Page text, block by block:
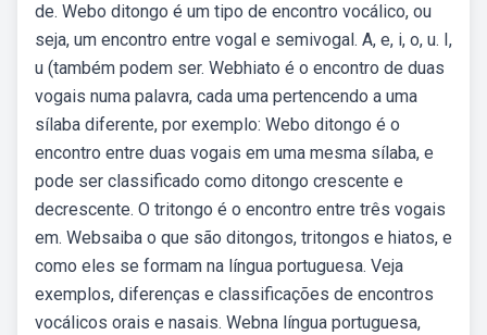
de. Webo ditongo é um tipo de encontro vocálico, ou
seja, um encontro entre vogal e semivogal. A, e, i, o, u. I,
u (também podem ser. Webhiato é o encontro de duas
vogais numa palavra, cada uma pertencendo a uma
sílaba diferente, por exemplo: Webo ditongo é o
encontro entre duas vogais em uma mesma sílaba, e
pode ser classificado como ditongo crescente e
decrescente. O tritongo é o encontro entre três vogais
em. Websaiba o que são ditongos, tritongos e hiatos, e
como eles se formam na língua portuguesa. Veja
exemplos, diferenças e classificações de encontros
vocálicos orais e nasais. Webna língua portuguesa,